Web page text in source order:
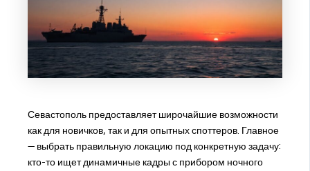
Севастополь предоставляет широчайшие возможности
как для новичков, так и для опытных споттеров. Главное
— выбрать правильную локацию под конкретную задачу:
кто-то ищет динамичные кадры с прибором ночного